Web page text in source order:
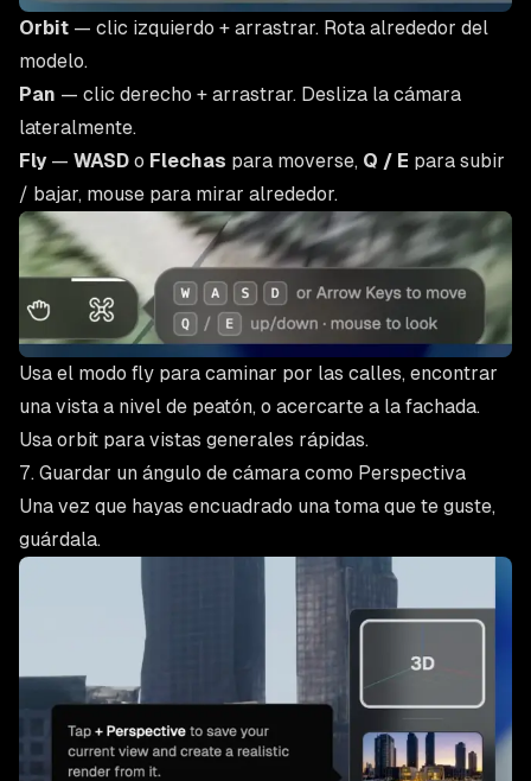
Orbit — clic izquierdo + arrastrar. Rota alrededor del
modelo.
Pan — clic derecho + arrastrar. Desliza la cámara
lateralmente.
Fly— WASD o Flechas para moverse, Q / E para subir
/ bajar, mouse para mirar alrededor.
Usa el modo fly para caminar por las calles, encontrar
una vista a nivel de peatón, o acercarte a la fachada.
Usa orbit para vistas generales rápidas.
7. Guardar un ángulo de cámara como Perspectiva
Una vez que hayas encuadrado una toma que te guste,
guárdala.